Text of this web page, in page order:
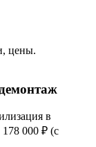
цены.
в
000 ₽ (с